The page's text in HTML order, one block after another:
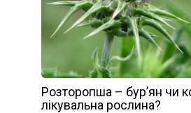
Розторопша – бур’ян чи
лікувальна рослина?